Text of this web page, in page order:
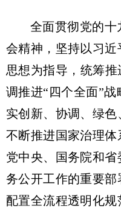
全面贯彻党的十
会精神，坚持以习
思想为指导，统筹
调推进“四个全面”
实创新、协调、绿色
不断推进国家治理
党中央、国务院和
务公开工作的重要
配置全流程透明化